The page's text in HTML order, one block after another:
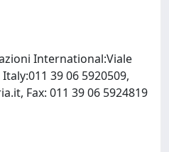
International:Viale
39 06 5920509,
, Fax: 011 39 06 5924819